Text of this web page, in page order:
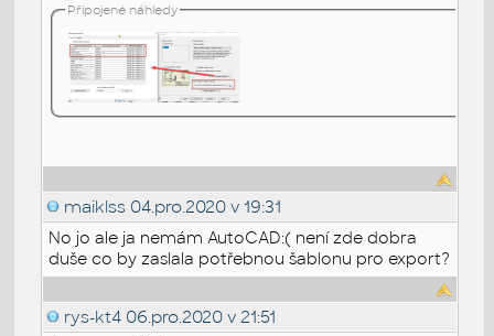
Připojené náhledy
maiklss 04.pro.2020 v 19:31
No jo ale ja nemám AutoCAD:( není zde dobra
duše co by zaslala potřebnou šablonu pro export?
rys-kt4 06.pro.2020 v 21:51